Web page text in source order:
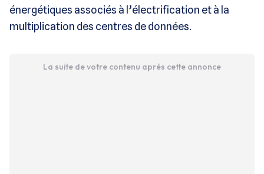
énergétiques associés à l’électrification et à la
multiplication des centres de données.
La suite de votre contenu après cette annonce